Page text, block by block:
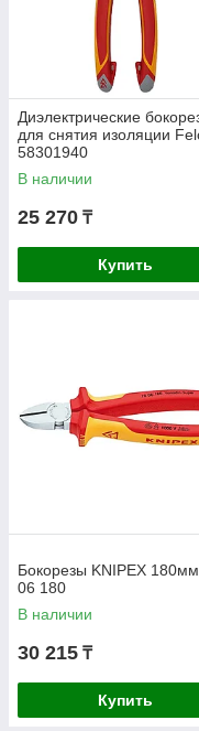
Диэлектрические
для снятия изоляции
58301940
В наличии
25 270 ₸
Купить
Бокорезы KNIPEX
06 180
В наличии
30 215 ₸
Купить